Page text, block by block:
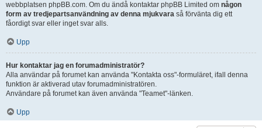
webbplatsen phpBB.com. Om du ändå kontaktar phpBB Limited om någon
form av tredjepartsanvändning av denna mjukvara så förvänta dig ett
fåordigt svar eller inget svar alls.
Upp
Hur kontaktar jag en forumadministratör?
Alla användar på forumet kan använda "Kontakta oss"-formuläret, ifall denna
funktion är aktiverad utav forumadministratören.
Användare på forumet kan även använda "Teamet"-länken.
Upp